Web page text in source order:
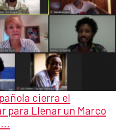
cierra el
para Llenar un Marco